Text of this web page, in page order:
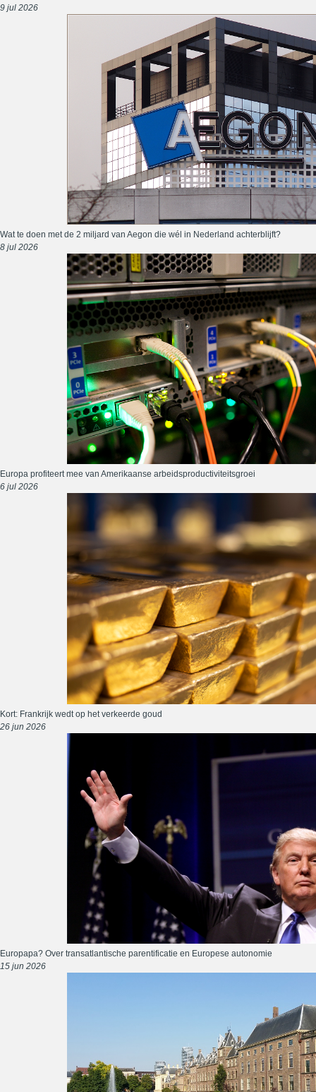
9 jul 2026
Wat te doen met de 2 miljard van Aegon die wél in Nederland achterblijft?
8 jul 2026
Europa profiteert mee van Amerikaanse arbeidsproductiviteitsgroei
6 jul 2026
Kort: Frankrijk wedt op het verkeerde goud
26 jun 2026
Europapa? Over transatlantische parentificatie en Europese autonomie
15 jun 2026